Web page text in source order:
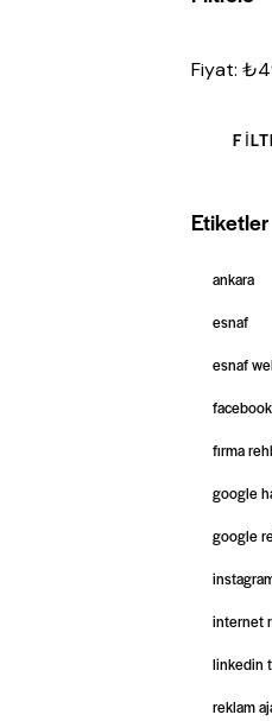
Fiyat:
Etiketler
ankara
esnaf
esnaf
firma
google
google
internet
linkedin
reklam